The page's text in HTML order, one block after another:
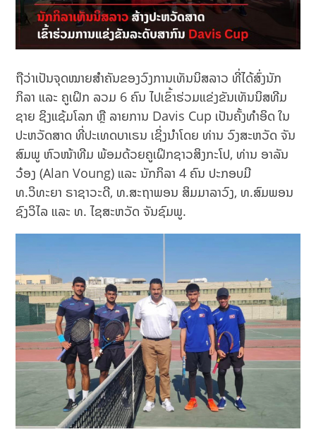
ຖືວ່າເປັນຈຸດໝາຍສຳຄັນຂອງວົງການເທັນນິສລາວ ທີ່ໄດ້ສົ່ງນັກ
ກິລາ ແລະ ຄູເຝິກ ລວມ 6 ຄົນ ໄປເຂົ້າຮ່ວມແຂ່ງຂັນເທັນນິສທີມ
ຊາຍ ຊິງແຊ້ມໂລກ ຫຼື ລາຍການ Davis Cup ເປັນຄັ້ງທຳອິດ ໃນ
ປະຫວັດສາດ ທີ່ປະເທດບາເຣນ ເຊິ່ງນຳໂດຍ ທ່ານ ວົງສະຫວັດ ຈັນ
ສົມພູ ຫົວໜ້າທີມ ພ້ອມດ້ວຍຄູເຝິກຊາວສິງກະໂປ, ທ່ານ ອາລັນ
ວ໋ອງ (Alan Voung) ແລະ ນັກກິລາ 4 ຄົນ ປະກອບມີ
ທ.ວິທະຍາ ຣາຊາວະດີ, ທ.ສະຖາພອນ ສິມມາລາວົງ, ທ.ສົມພອນ
ຊົງວິໄລ ແລະ ທ. ໄຊສະຫວັດ ຈັນຊົມພູ.